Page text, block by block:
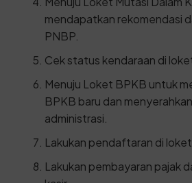
mendapatkan rekomendasi
PNBP.
Cek status kendaraan di
Menuju Loket BPKB untuk
BPKB baru dan
administrasi.
Lakukan pendaftaran di loket
Lakukan pembayaran pajak